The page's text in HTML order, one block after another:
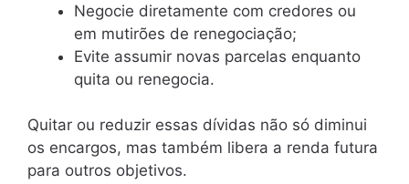
Negocie diretamente com credores ou
em mutirões de renegociação;
Evite assumir novas parcelas enquanto
quita ou renegocia.
Quitar ou reduzir essas dívidas não só diminui
os encargos, mas também libera a renda futura
para outros objetivos.